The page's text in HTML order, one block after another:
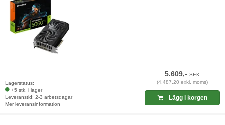
Lagerstatus:
+5 stk. i lager
Leveranstid: 2-3 arbetsdagar
Mer leveransinformation
5.609,-SEK
(4.487,20 exkl. moms)
Lägg i korgen